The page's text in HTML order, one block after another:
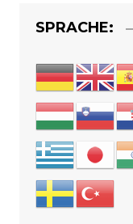
SPRACHE: